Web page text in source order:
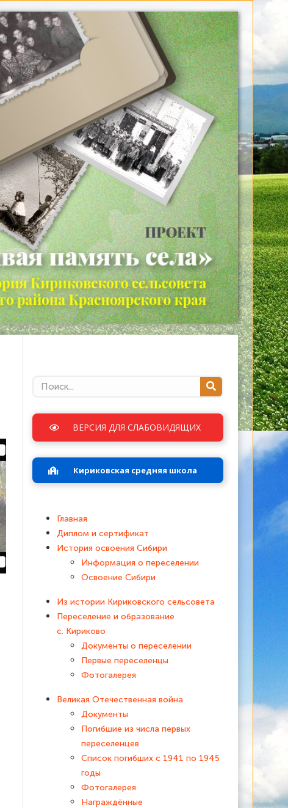
ВЕРСИЯ ДЛЯ СЛАБОВИДЯЩИХ
Кириковская средняя школа
Главная
Диплом и сертификат
История освоения Сибири
Информация о переселении
Освоение Сибири
Из истории Кириковского сельсовета
Переселение и образование
с. Кириково
Документы о переселении
Первые переселенцы
Фотогалерея
Великая Отечественная война
Документы
Погибшие из числа первых
переселенцев
Список погибших с 1941 по 1945
годы
Фотогалерея
Награждённые